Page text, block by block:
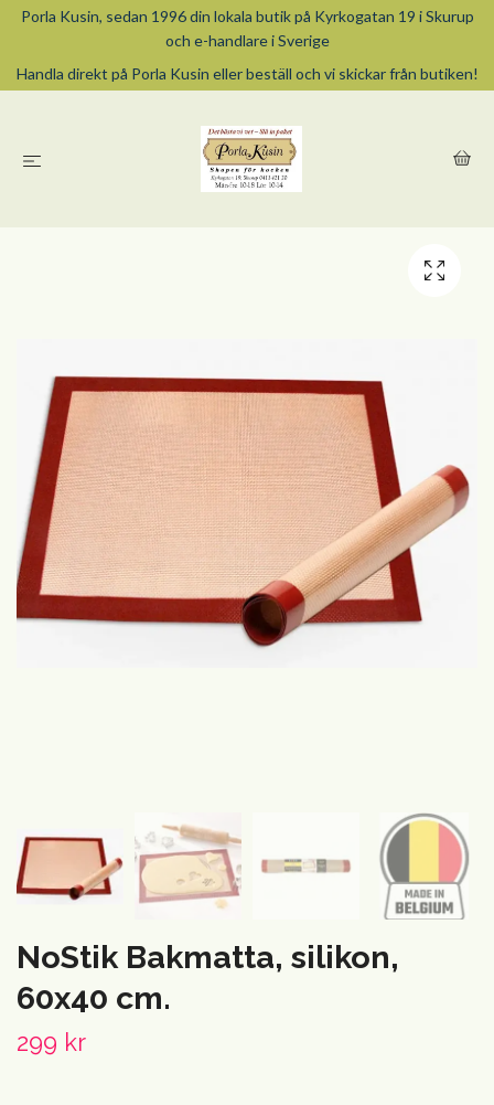
Porla Kusin, sedan 1996 din lokala butik på Kyrkogatan 19 i Skurup
och e-handlare i Sverige
Handla direkt på Porla Kusin eller beställ och vi skickar från butiken!
NoStik Bakmatta, silikon,
60x40 cm.
299 kr